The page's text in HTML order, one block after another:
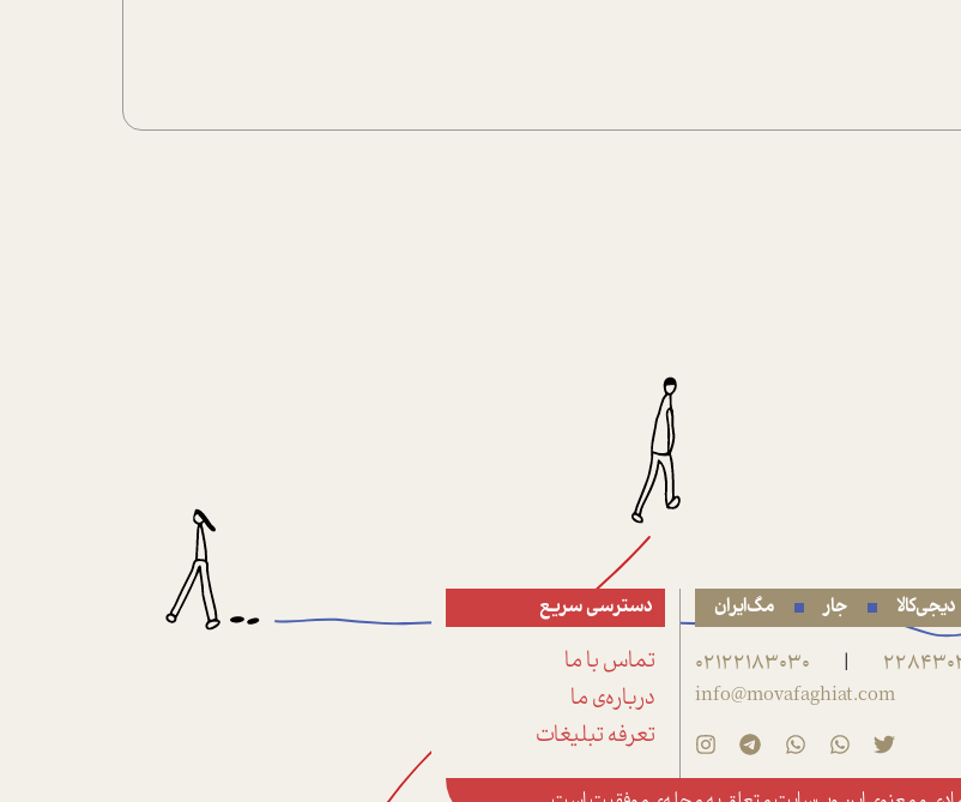
دیجی‌کالا جار مگ‌ایران
|
02122183030
info@movafaghiat.com
دسترسی سریع
تماس با ما
درباره‌ی ما
تعرفه تبلیغات